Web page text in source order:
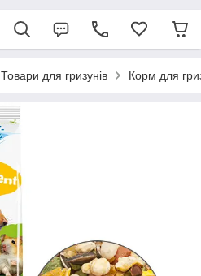
Товари для гризунів Корм для